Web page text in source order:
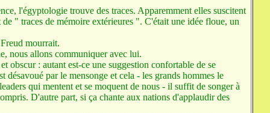
l'égyptologie trouve des traces. Apparemment elles suscitent
" traces de mémoire extérieures ". C'était une idée floue, un
mourrait.
nous allons communiquer avec lui.
obscur : autant est-ce une suggestion confortable de se
par le mensonge et cela - les grands hommes le
qui mentent et se moquent de nous - il suffit de songer à
D'autre part, si ça chante aux nations d'applaudir des